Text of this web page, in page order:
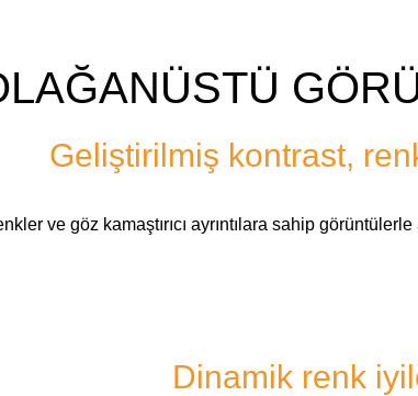
Geliştirilmiş kontrast,
ve göz kamaştırıcı ayrıntılara sahip görüntülerle
Dinamik renk